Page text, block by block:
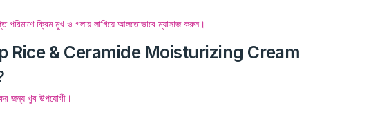
পরিমাণে ক্রিম মুখ ও গলায় লাগিয়ে আলতোভাবে ম্যাসাজ করুন।
Rice & Ceramide Moisturizing Cream
জন্য খুব উপযোগী।